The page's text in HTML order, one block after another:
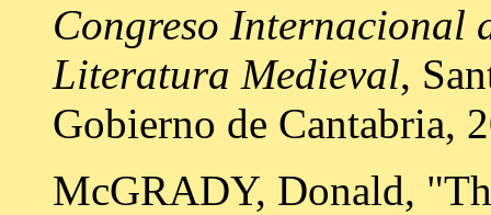
Congreso Internacional
Literatura Medieval,
Gobierno de Cantabria,
McGRADY, Donald,